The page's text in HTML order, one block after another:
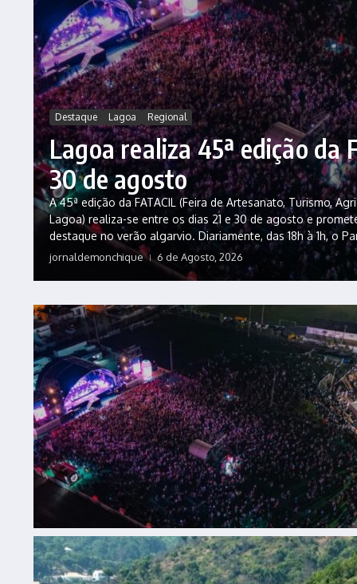
Destaque Lagoa Regional
Lagoa realiza 45ª edição da
30 de agosto
A 45ª edição da FATACIL (Feira de Artesanato, Turismo,
Lagoa) realiza-se entre os dias 21 e 30 de agosto e
destaque no verão algarvio. Diariamente, das 18h à 1h, o
jornaldemonchique 6 de Agosto, 2026